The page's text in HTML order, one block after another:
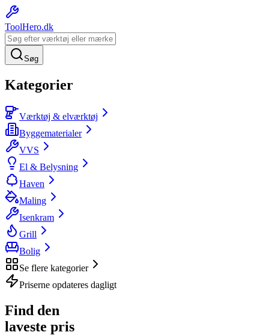
ToolHero.dk
Søg
Kategorier
Værktøj & elværktøj
Byggematerialer
VVS
El & Belysning
Haven
Maling
Isenkram
Grill
Bolig
Se flere kategorier
Priserne opdateres dagligt
Find den
laveste pris